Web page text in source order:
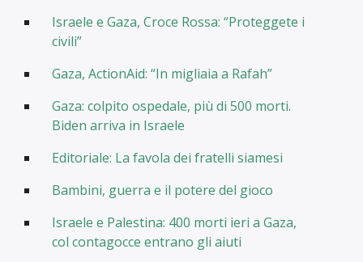
Israele e Gaza, Croce Rossa: “Proteggete i
civili”
Gaza, ActionAid: “In migliaia a Rafah”
Gaza: colpito ospedale, più di 500 morti.
Biden arriva in Israele
Editoriale: La favola dei fratelli siamesi
Bambini, guerra e il potere del gioco
Israele e Palestina: 400 morti ieri a Gaza,
col contagocce entrano gli aiuti